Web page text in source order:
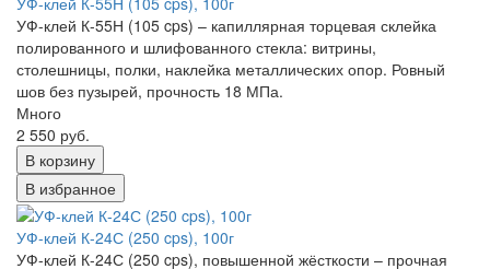
УФ-клей К-55Н (105 cps) – капиллярная торцевая склейка
полированного и шлифованного стекла: витрины,
столешницы, полки, наклейка металлических опор. Ровный
шов без пузырей, прочность 18 МПа.
Много
2 550 руб.
В корзину
В избранное
УФ-клей К-24С (250 cps), 100г
УФ-клей К-24С (250 cps), повышенной жёсткости – прочная